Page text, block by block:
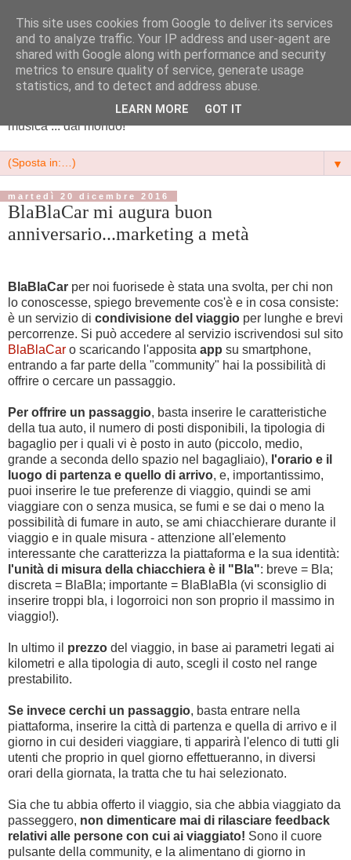
NS Marketing || cultura e
territori
Arte, scrittura, cultura, eventi, pubblicità e tanta buona
musica ... dal mondo!
▼
martedì 20 dicembre 2016
BlaBlaCar mi augura buon
anniversario...marketing a metà
BlaBlaCar per noi fuorisede è stata una svolta, per chi non
lo conoscesse, spiego brevemente cos'è e in cosa consiste:
è un servizio di condivisione del viaggio per lunghe e brevi
percorrenze. Si può accedere al servizio iscrivendosi sul sito
BlaBlaCar o scaricando l'apposita app su smartphone,
entrando a far parte della "community" hai la possibilità di
offrire o cercare un passaggio.
Per offrire un passaggio, basta inserire le caratteristiche
della tua auto, il numero di posti disponibili, la tipologia di
bagaglio per i quali vi è posto in auto (piccolo, medio,
grande a seconda dello spazio nel bagagliaio), l'orario e il
luogo di partenza e quello di arrivo, e, importantissimo,
puoi inserire le tue preferenze di viaggio, quindi se ami
viaggiare con o senza musica, se fumi e se dai o meno la
possibilità di fumare in auto, se ami chiacchierare durante il
viaggio e in quale misura - attenzione all'elemento
interessante che caratterizza la piattaforma e la sua identità:
l'unità di misura della chiacchiera è il "Bla": breve = Bla;
discreta = BlaBla; importante = BlaBlaBla (vi sconsiglio di
inserire troppi bla, i logorroici non son proprio il massimo in
viaggio!).
In ultimo il prezzo del viaggio, in base ai parametri legati ai
kilometri e alla tipologia di auto, scegli il costo nel range
prestabilito.
Se invece cerchi un passaggio, basta entrare nella
piattaforma, inserire la città di partenza e quella di arrivo e il
giorno in cui desideri viaggiare, ti apparirà l'elenco di tutti gli
utenti che proprio in quel giorno effettueranno, in diversi
orari della giornata, la tratta che tu hai selezionato.
Sia che tu abbia offerto il viaggio, sia che abbia viaggiato da
passeggero, non dimenticare mai di rilasciare feedback
relativi alle persone con cui ai viaggiato! Sono il cuore
pulsante della community, e la alimentano di giorno in
This site uses cookies from Google to deliver its services
and to analyze traffic. Your IP address and user-agent are
shared with Google along with performance and security
metrics to ensure quality of service, generate usage
statistics, and to detect and address abuse.
LEARN MORE GOT IT